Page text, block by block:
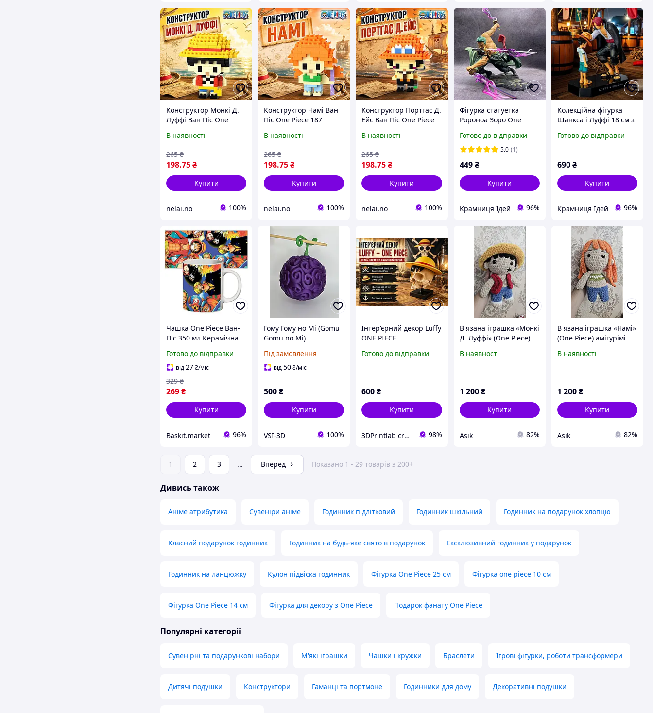
Конструктор Монкі Д.
Луффі Ван Піс One
В наявності
198.75₴
265 ₴
Купити
nelai.no 100%
Конструктор Намі Ван
Піс One Piece 187
В наявності
198.75₴
265 ₴
Купити
nelai.no 100%
Конструктор Портгас Д.
Ейс Ван Піс One Piece
В наявності
198.75₴
265 ₴
Купити
nelai.no 100%
Фігурка статуетка
Ророноа Зоро One
аніме колекційна
модель на підставці 10
Готово до відправки
5.0 (1)
449 ₴
Купити
Крамниця Ідей 96%
Колекційна фігурка
Шанкса і Луффі 18 см з
статуетка Shanks &
Готово до відправки
690₴
Купити
Крамниця Ідей 96%
Чашка One Piece Ван-
Піс 350 мл Керамічна
Готово до відправки
від27₴/міс
269₴
329 ₴
Купити
Baskit.market 96%
Гому Гому но Мі (Gomu
Gomu no Mi)
One Piece, 9 см
Під замовлення
від50₴/міс
500₴
Купити
VSI-3D 100%
Інтер'єрний декор Luffy
ONE PIECE
Готово до відправки
600₴
Купити
3DPrintlab creative 98%
В язана іграшка «Монкі
Д. Луффі» (One Piece)
В наявності
1 200 ₴
Купити
Asik 82%
В язана іграшка «Намі»
(One Piece) амігурімі
В наявності
1 200₴
Купити
Asik 82%
1 2 3 ... Вперед Показано 1 - 29 товарів з 200+
Дивись також
Аніме атрибутика Сувеніри аніме Годинник підлітковий Годинник шкільний Годинник на подарунок хлопцю
Класний подарунок годинник Годинник на будь-яке свято в подарунок Ексклюзивний годинник у подарунок
Годинник на ланцюжку Кулон підвіска годинник Фігурка One Piece 25 см Фігурка one piece 10 см
Фігурка One Piece 14 см Фігурка для декору з One Piece Подарок фанату One Piece
Популярні категорії
Сувенірні та подарункові набори М'які іграшки Чашки і кружки Браслети Ігрові фігурки, роботи трансформери
Дитячі подушки Конструктори Гаманці та портмоне Годинники для дому Декоративні подушки